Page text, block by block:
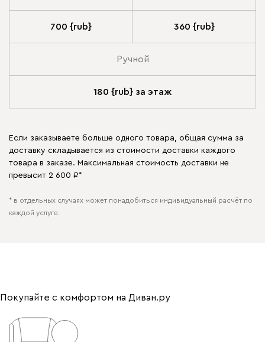
700 {rub} 360 {rub}
Ручной
180 {rub} за этаж
Если заказываете больше одного товара, общая сумма за
доставку складывается из стоимости доставки каждого
товара в заказе. Максимальная стоимость доставки не
превысит 2 600 ₽*
* в отдельных случаях может понадобиться индивидуальный расчёт по
каждой услуге.
Покупайте с комфортом на Диван.ру